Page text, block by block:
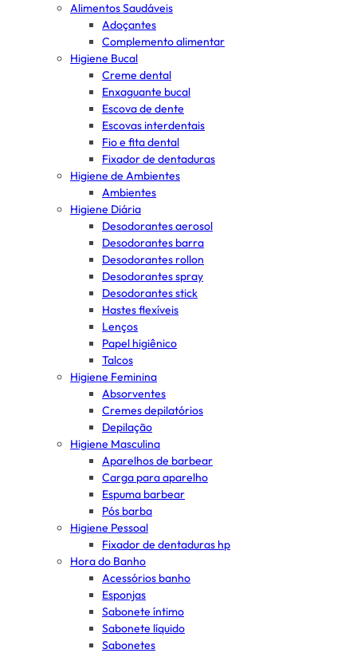
Alimentos Saudáveis
Adoçantes
Complemento alimentar
Higiene Bucal
Creme dental
Enxaguante bucal
Escova de dente
Escovas interdentais
Fio e fita dental
Fixador de dentaduras
Higiene de Ambientes
Ambientes
Higiene Diária
Desodorantes aerosol
Desodorantes barra
Desodorantes rollon
Desodorantes spray
Desodorantes stick
Hastes flexíveis
Lenços
Papel higiênico
Talcos
Higiene Feminina
Absorventes
Cremes depilatórios
Depilação
Higiene Masculina
Aparelhos de barbear
Carga para aparelho
Espuma barbear
Pós barba
Higiene Pessoal
Fixador de dentaduras hp
Hora do Banho
Acessórios banho
Esponjas
Sabonete íntimo
Sabonete líquido
Sabonetes